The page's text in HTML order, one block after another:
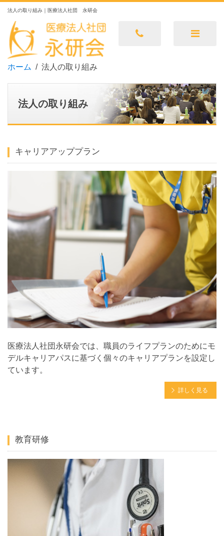
法人の取り組み｜医療法人社団 永研会
ホーム 法人の取り組み
法人の取り組み
キャリアアッププラン
医療法人社団永研会では、職員のライフプランのためにモ
デルキャリアパスに基づく個々のキャリアプランを設定し
ています。
詳しく見る
教育研修